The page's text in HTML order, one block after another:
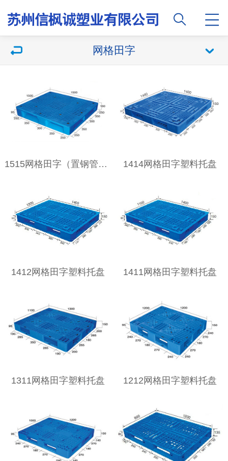
网格田字
1515网格田字（置钢管）塑料托盘 1414网格田字塑料托盘
1412网格田字塑料托盘 1411网格田字塑料托盘
1311网格田字塑料托盘 1212网格田字塑料托盘